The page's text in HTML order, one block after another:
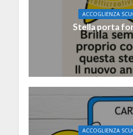
ACCOGLIENZA
Stella porta
ACCOGLIENZA